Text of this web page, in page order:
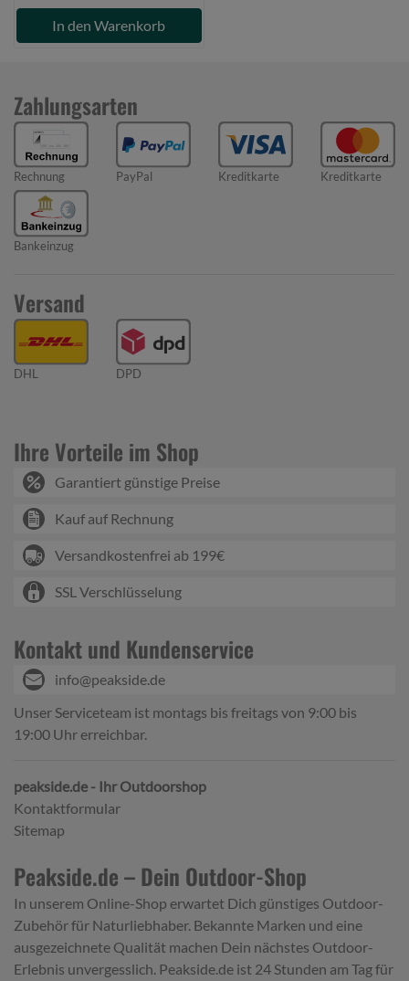
In den Warenkorb
Zahlungsarten
Rechnung PayPal Kreditkarte Kreditkarte
Bankeinzug
Versand
DHL DPD
Ihre Vorteile im Shop
Garantiert günstige Preise
Kauf auf Rechnung
Versandkostenfrei ab 199€
SSL Verschlüsselung
Kontakt und Kundenservice
info@peakside.de
Unser Serviceteam ist montags bis freitags von 9:00 bis
19:00 Uhr erreichbar.
peakside.de - Ihr Outdoorshop
Kontaktformular
Sitemap
Peakside.de – Dein Outdoor-Shop
In unserem Online-Shop erwartet Dich günstiges Outdoor-
Zubehör für Naturliebhaber. Bekannte Marken und eine
ausgezeichnete Qualität machen Dein nächstes Outdoor-
Erlebnis unvergesslich. Peakside.de ist 24 Stunden am Tag für